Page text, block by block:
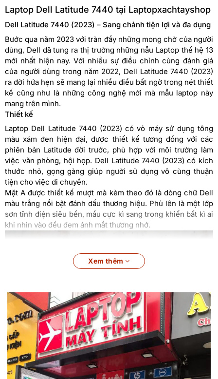
Laptop Dell Latitude 7440 tại Laptopxachtayshop
Dell Latitude 7440 (2023) – Sang chảnh tiện lợi và đa dụng
Bước qua năm 2023 với tràn đầy những mong chờ của người
dùng, Dell đã tung ra thị trường những nẫu Laptop thế hệ 13
mới nhất hiện nay. Với nhiều sự điều chỉnh cùng đánh giá
của người dùng trong năm 2022, Dell Latitude 7440 (2023)
ra đời hứa hẹn sẽ mang lại nhiều điều bất ngờ trong nét thiết
kế cũng như là những công nghệ mới mà mẫu laptop này
mang trên mình.
Thiết kế
Laptop Dell Latitude 7440 (2023) có vỏ máy sử dụng tông
màu xám đen hiện đại, được thiết kế tương đồng với các
phiên bản Latitude đời trước, phù hợp với môi trường làm
việc văn phòng, hội họp. Dell Latitude 7440 (2023) có kích
thước nhỏ, gọng gàng giúp người sử dụng vô cùng thuận
tiện cho việc di chuyển.
Mặt A được thiết kế mượt mà kèm theo đó là dòng chữ Dell
màu trắng nổi bật đánh dấu thương hiệu. Phủ lên là một lớp
sơn tĩnh điện siêu bền, mầu cực kì sang trọng khiến bất kì ai
khi nhìn vào đều đem ánh mắt thương nhớ.
Xem thêm